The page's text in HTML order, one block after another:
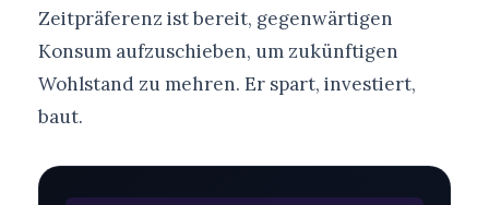
Zeitpräferenz ist bereit, gegenwärtigen
Konsum aufzuschieben, um zukünftigen
Wohlstand zu mehren. Er spart, investiert,
baut.